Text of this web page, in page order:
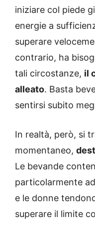
iniziare col piede
energie a
superare
contrario, ha
tali circostanze, il
alleato. Basta
sentirsi subito
In realtà, però, si
momentaneo,
Le bevande
particolarmente
e le donne
superare il limite